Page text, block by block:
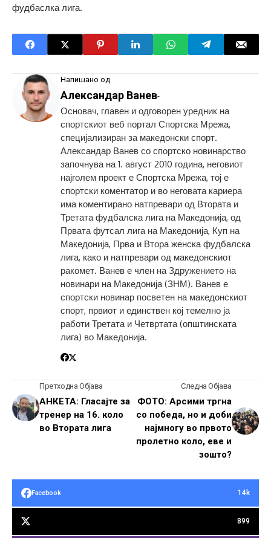
фудбаслка лига.
Напишано од
Александар Ванев-
Основач, главен и одговорен уредник на
спортскиот веб портал Спортска Мрежа,
специјализиран за македонски спорт.
Александар Ванев со спортско новинарство
започнува на 1. август 2010 година, неговиот
најголем проект е Спортска Мрежа, тој е
спортски коментатор и во неговата кариера
има коментирано натпревари од Втората и
Третата фудбалска лига на Македонија, од
Првата футсал лига на Македонија, Куп на
Македонија, Прва и Втора женска фудбалска
лига, како и натпревари од македонскиот
ракомет. Ванев е член на Здружението на
новинари на Македонија (ЗНМ). Ванев е
спортски новинар посветен на македонскиот
спорт, првиот и единствен кој темелно ја
работи Третата и Четвртата (општинската
лига) во Македонија.
Претходна Објава
АНКЕТА: Гласајте за
тренер на 16. коло
во Втората лига
Следна Објава
ФОТО: Арсими тргна
со победа, но и доби
најмногу во првото
пролетно коло, еве и
зошто?
Facebook 14k
899